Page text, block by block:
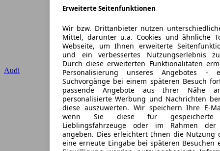
Audi
Erweiterte Seitenfunktionen
Wir bzw. Drittanbieter nutzen
Mittel, darunter u.a. Cookies und ähnliche
Webseite, um Ihnen erweiterte
und ein verbessertes Nutzungserlebnis
Durch diese erweiterten Funktionalitäten
Personalisierung unseres Angebotes
Suchvorgänge bei einem späteren Besuch
passende Angebote aus Ihrer Nähe
personalisierte Werbung und Nachrichten
diese auszuwerten. Wir speichern Ihre E-
wenn Sie diese für gespeicherte
Lieblingsfahrzeuge oder im Rahmen der
angeben. Dies erleichtert Ihnen die Nutzung
eine erneute Eingabe bei späteren